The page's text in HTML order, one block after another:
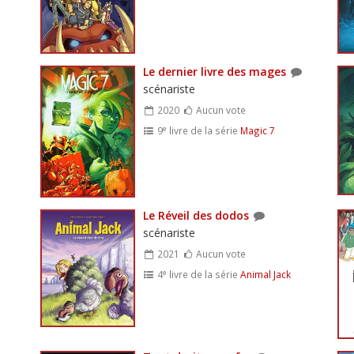
Le dernier livre des mages
scénariste
2020
Aucun vote
9e livre de la série Magic 7
Le Réveil des dodos
scénariste
2021
Aucun vote
4e livre de la série Animal Jack